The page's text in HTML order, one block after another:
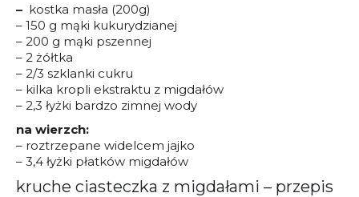
– kostka masła (200g)
– 150 g mąki kukurydzianej
– 200 g mąki pszennej
– 2 żółtka
– 2/3 szklanki cukru
– kilka kropli ekstraktu z migdałów
– 2,3 łyżki bardzo zimnej wody
na wierzch:
– roztrzepane widelcem jajko
– 3,4 łyżki płatków migdałów
kruche ciasteczka z migdałami – przepis